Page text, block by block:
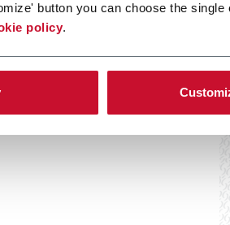
button you can choose the
policy.
di gestione della qualità
ISO 9001.